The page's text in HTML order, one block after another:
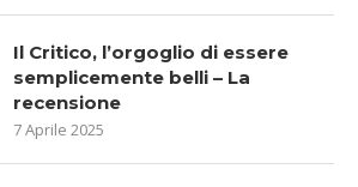
Il Critico, l’orgoglio di essere
semplicemente belli – La
recensione
7 Aprile 2025